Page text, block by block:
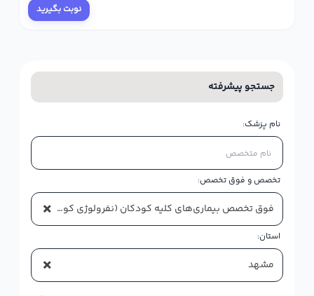
نوبت بگیرید
جستجو پیشرفته
نام پزشک:
تخصص و فوق تخصص:
× فوق تخصص بیماری‌های کلیه کودکان (نفرولوژی کودکان)
استان:
× مشهد